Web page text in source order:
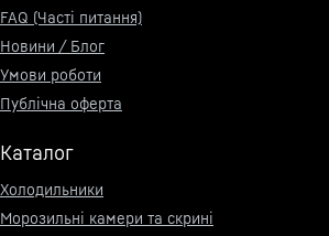
FAQ (Часті питання)
Новини / Блог
Умови роботи
Публічна оферта
Каталог
Холодильники
Морозильні камери та скрині